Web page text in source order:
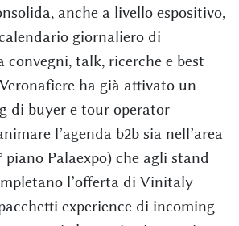
anche a livello espositivo,
giornaliero di
talk, ricerche e best
ha già attivato un
di buyer e tour operator
l’agenda b2b sia nell’area
piano Palaexpo) che agli stand
l’offerta di Vinitaly
experience di incoming